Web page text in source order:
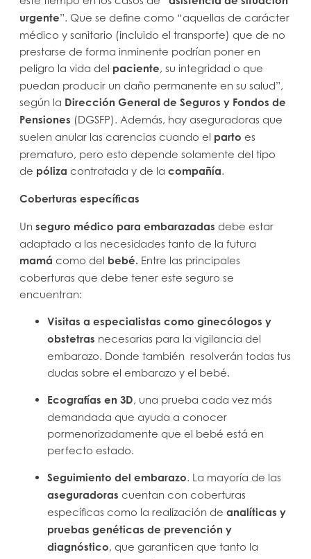
urgente”. Que se define como “aquellas de carácter
médico y sanitario (incluido el transporte) que de no
prestarse de forma inminente podrían poner en
peligro la vida del paciente , su integridad o que
puedan producir un daño permanente en su salud”,
según la Dirección General de Seguros y Fondos de
Pensiones (DGSFP). Además, hay aseguradoras que
suelen anular las carencias cuando el parto es
prematuro, pero esto depende solamente del tipo
de póliza contratada y de la compañía
Coberturas específicas
Un seguro médico para embarazadas debe estar
adaptado a las necesidades tanto de la futura
mamá como del bebé. Entre las principales
coberturas que debe tener este seguro se
encuentran:
Visitas a especialistas como ginecólogos y
obstetras necesarias para la vigilancia del
embarazo. Donde también resolverán todas tus
dudas sobre el embarazo y el bebé.
Ecografías en 3D , una prueba cada vez más
demandada que ayuda a conocer
pormenorizadamente que el bebé está en
perfecto estado.
Seguimiento del embarazo . La mayoría de las
aseguradoras cuentan con coberturas
específicas como la realización de analíticas y
pruebas genéticas de prevención y
diagnóstico , que garanticen que tanto la